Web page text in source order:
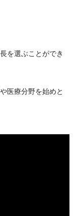
を選ぶことができ
医療分野を始めと